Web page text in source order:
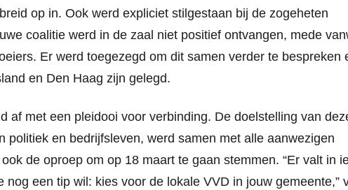
op in. Ook werd expliciet stilgestaan bij de zogeheten
coalitie werd in de zaal niet positief ontvangen, mede
Er werd toegezegd om dit samen verder te bespreken
en Den Haag zijn gelegd.
af met een pleidooi voor verbinding. De doelstelling van
politiek en bedrijfsleven, werd samen met alle aanwezigen
de oproep om op 18 maart te gaan stemmen. “Er valt in
nog een tip wil: kies voor de lokale VVD in jouw gemeente,”